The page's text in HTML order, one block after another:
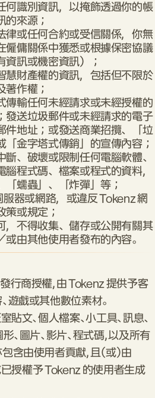
何識別資訊，以掩飾透過你的帳
來源；
律或任何合約或受信關係，你無
僱傭關係中獲悉或根據保密協議
訊或機密資訊）；
慧財產權的資訊，包括但不限於
作權；
傳輸任何未經請求或未經授權的
發送垃圾郵件或未經請求的電子
件地址；或發送商業招攬、「垃
金字塔式傳銷」的宣傳內容；
、破壞或限制任何電腦軟體、
程式碼、檔案或程式的資料，
蠕蟲」、「炸彈」等；
器或網路，或違反 Tokenz 網
或規定；
，不得收集、儲存或公開有關其
由其他使用者發布的內容。
行商授權，由 Tokenz 提供予客
遊戲或其他數位素材。
貼文、個人檔案、小工具、訊息、
、圖片、影片、程式碼，以及所有
含由使用者貢獻，且（或）由
授權予 Tokenz 的使用者生成